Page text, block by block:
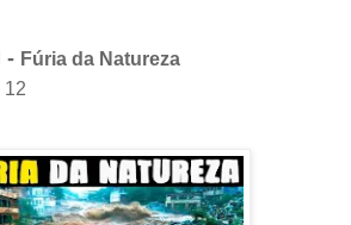
- Fúria da Natureza
12